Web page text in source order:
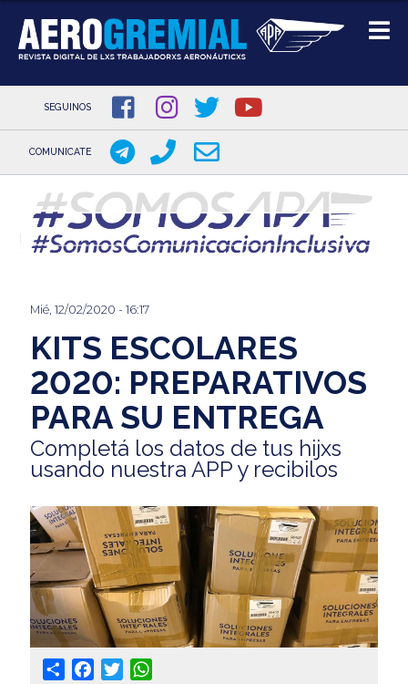
Pasar
contenido
principal
SEGUINOS
COMUNICATE
Mié, 12/02/2020 - 16:17
KITS ESCOLARES
2020: PREPARATIVOS
PARA SU ENTREGA
Completá los datos de tus hijxs
usando nuestra APP y recibilos
Share Facebook
Twitter